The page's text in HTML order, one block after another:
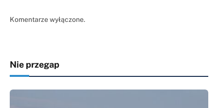
Komentarze wyłączone.
Nie przegap